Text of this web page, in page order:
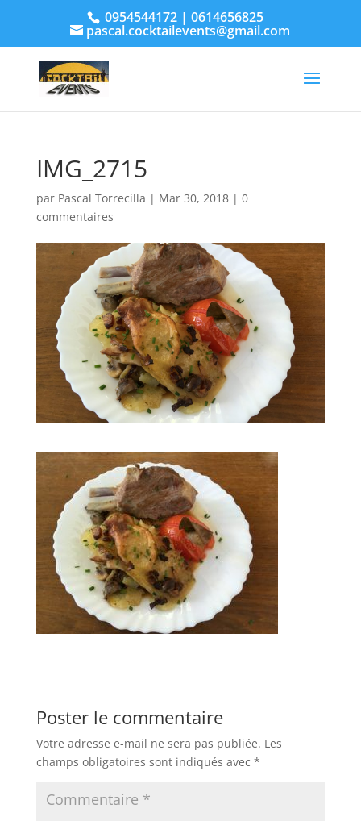
0954544172 | 0614656825
pascal.cocktailevents@gmail.com
IMG_2715
par Pascal Torrecilla | Mar 30, 2018| 0
commentaires
Poster le commentaire
Votre adresse e-mail ne sera pas publiée. Les
champs obligatoires sont indiqués avec *